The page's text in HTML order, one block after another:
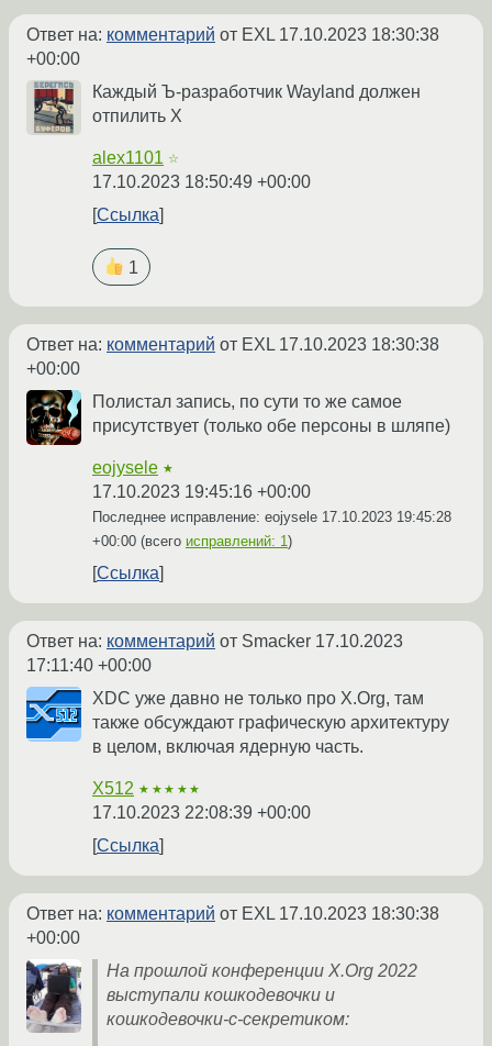
Ответ на: комментарий от EXL 17.10.2023 18:30:38
+00:00
Каждый Ъ-разработчик Wayland должен
отпилить Х
alex1101 ☆
17.10.2023 18:50:49 +00:00
Ссылка
1
Ответ на: комментарий от EXL 17.10.2023 18:30:38
+00:00
Полистал запись, по сути то же самое
присутствует (только обе персоны в шляпе)
eojysele ★
17.10.2023 19:45:16 +00:00
Последнее исправление: eojysele 17.10.2023 19:45:28
+00:00 (всего исправлений: 1 )
Ссылка
Ответ на: комментарий от Smacker 17.10.2023
17:11:40 +00:00
XDC уже давно не только про X.Org, там
также обсуждают графическую архитектуру
в целом, включая ядерную часть.
X512 ★★★★★
17.10.2023 22:08:39 +00:00
Ссылка
Ответ на: комментарий от EXL 17.10.2023 18:30:38
+00:00
На прошлой конференции X.Org 2022
выступали кошкодевочки и
кошкодевочки-с-секретиком: